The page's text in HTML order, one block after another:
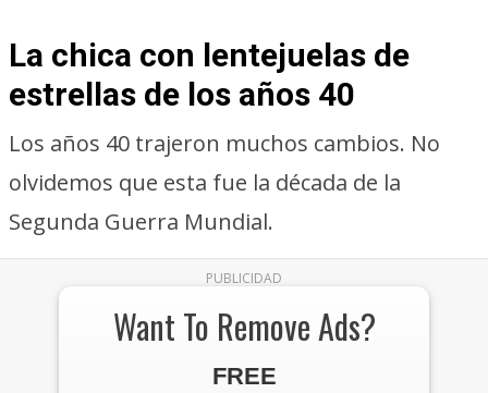
La chica con lentejuelas de
estrellas de los años 40
Los años 40 trajeron muchos cambios. No
olvidemos que esta fue la década de la
Segunda Guerra Mundial.
PUBLICIDAD
Want To Remove Ads?
FREE